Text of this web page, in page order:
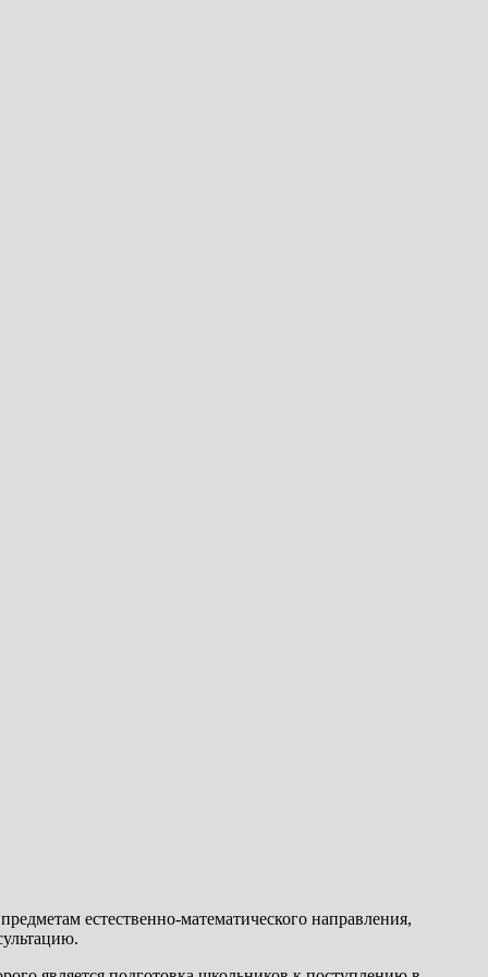
естественно-математического направления,